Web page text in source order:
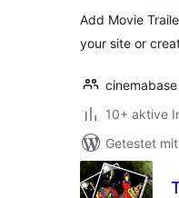
Add Movie
your site or
cinemabase
10+ aktive
Getestet mit